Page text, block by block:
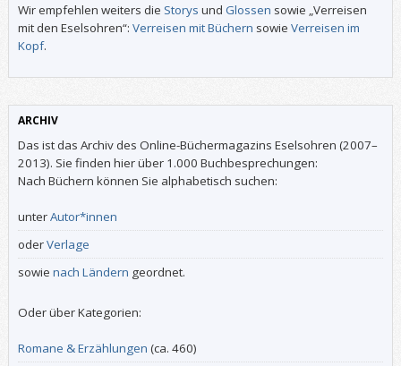
Wir empfehlen weiters die Storys und Glossen sowie „Verreisen
mit den Eselsohren“: Verreisen mit Büchern sowie Verreisen im
Kopf.
ARCHIV
Das ist das Archiv des Online-Büchermagazins Eselsohren (2007–
2013). Sie finden hier über 1.000 Buchbesprechungen:
Nach Büchern können Sie alphabetisch suchen:
unterAutor*innen
oderVerlage
sowie nach Ländern geordnet.
Oder über Kategorien:
Romane & Erzählungen (ca. 460)